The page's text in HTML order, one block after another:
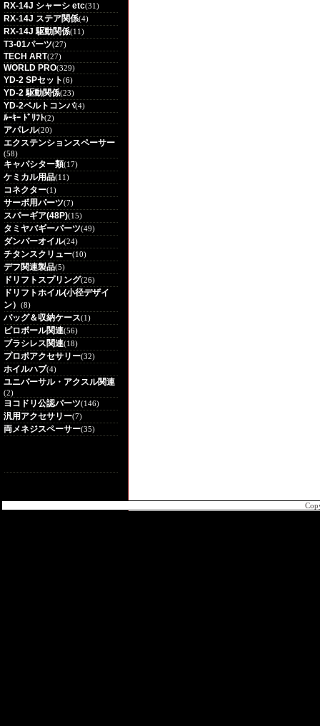
RX-14J シャーシ etc(31)
RX-14J ステア関係(4)
RX-14J 駆動関係(11)
T3-01パーツ(27)
TECH ART(27)
WORLD PRO(329)
YD-2 SPセット(6)
YD-2 駆動関係(23)
YD-2ベルトコンバ(4)
ﾙｰｷｰ ﾄﾞﾘﾌﾄ(2)
アパレル(20)
エクステンションスペーサー
(58)
キャパシター類(17)
ケミカル用品(11)
コネクター(1)
サーボ用パーツ(7)
スパーギア(48P)(15)
タミヤバギーパーツ(49)
ダンパーオイル(24)
チタンスクリュー(10)
デフ関連製品(5)
ドリフトスプリング(26)
ドリフトホイル(小径デザイ
ン） (8)
バッグ＆収納ケース(1)
ピロボール関連(56)
ブラシレス関連(18)
プロポアクセサリー(32)
ホイルハブ(4)
ユニバーサル・アクスル関連
(2)
ヨコドリ公認パーツ(146)
汎用アクセサリー(7)
両メネジスペーサー(35)